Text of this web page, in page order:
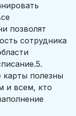
позволят
сотрудника
полезны
и всем, кто